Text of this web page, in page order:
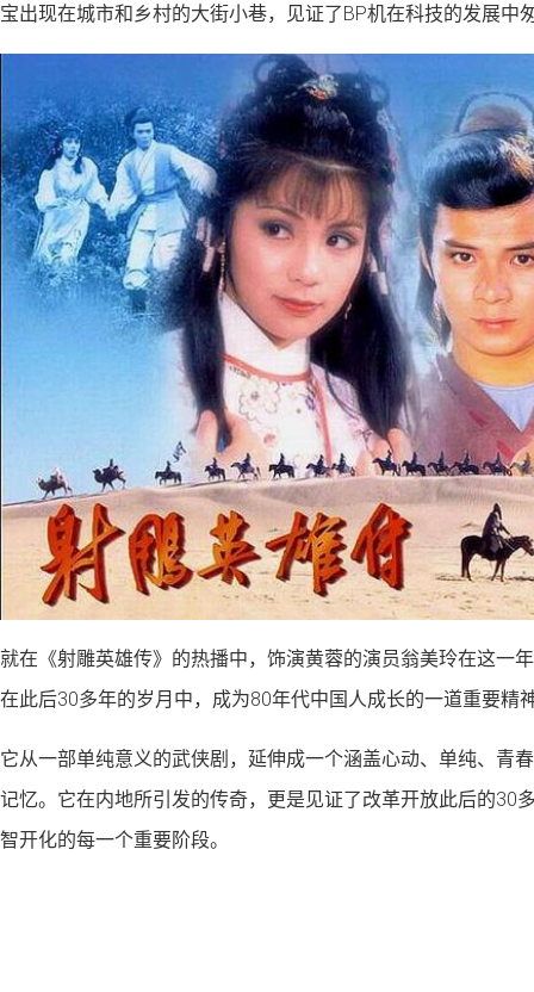
宝出现在城市和乡村的大街小巷，见证了BP机在科技的发展中
就在《射雕英雄传》的热播中，饰演黄蓉的演员翁美玲在这一
在此后30多年的岁月中，成为80年代中国人成长的一道重要精
它从一部单纯意义的武侠剧，延伸成一个涵盖心动、单纯、青
记忆。它在内地所引发的传奇，更是见证了改革开放此后的30
智开化的每一个重要阶段。